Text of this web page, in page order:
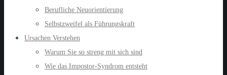
Berufliche Neuorientierung
Selbstzweifel als Führungskraft
Ursachen Verstehen
Warum Sie so streng mit sich sind
Wie das Impostor-Syndrom entsteht